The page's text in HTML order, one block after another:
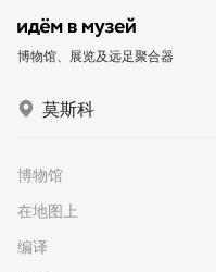
博物馆、展览及远足聚合器
莫斯科
博物馆
在地图上
编译